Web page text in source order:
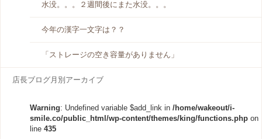
水没。。。２週間後にまた水没。。。
今年の漢字一文字は？？
「ストレージの空き容量がありません」
店長ブログ月別アーカイブ
Warning: Undefined variable $add_link in /home/wakeout/i-
smile.co/public_html/wp-content/themes/king/functions.php on
line 435